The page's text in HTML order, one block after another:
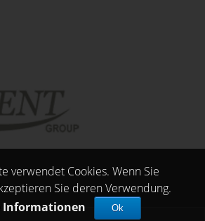
verwendet Cookies. Wenn Sie
Sie deren Verwendung.
Informationen
Ok